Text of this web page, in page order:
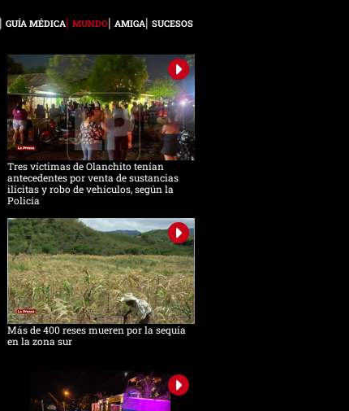
GUÍA MÉDICA MUNDO AMIGA SUCESOS
Tres víctimas de Olanchito tenían
antecedentes por venta de sustancias
ilícitas y robo de vehículos, según la
Policía
Más de 400 reses mueren por la sequía
en la zona sur